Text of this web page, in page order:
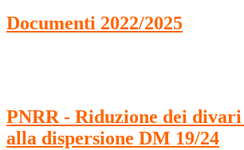
Documenti 2022/2025
PNRR - Riduzione dei
alla dispersione DM 19/24